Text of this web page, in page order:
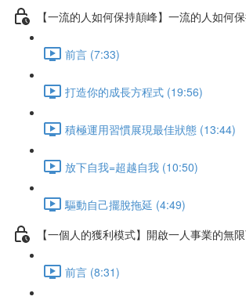
【一流的人如何保持顛峰】一流的人如何
前言 (7:33)
打造你的成長方程式 (19:56)
積極運用習慣展現最佳狀態 (13:44)
放下自我=超越自我 (10:50)
驅動自己擺脫拖延 (4:49)
【一個人的獲利模式】開啟一人事業的無
前言 (8:31)